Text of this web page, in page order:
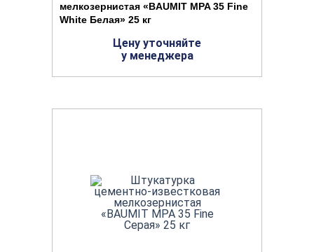
мелкозернистая «BAUMIT MPA 35 Fine
White Белая» 25 кг
Цену уточняйте
у менеджера